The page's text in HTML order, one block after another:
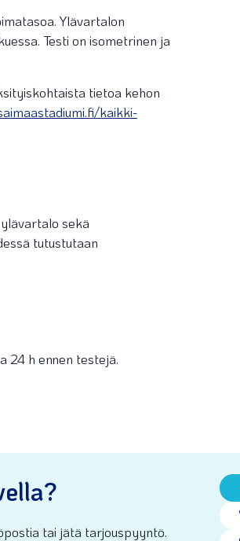
Ylävartalon
Testi on isometrinen ja
tietoa kehon
kaikki-
sekä
tutustutaan
24 h ennen testejä.
tai jätä tarjouspyyntö.